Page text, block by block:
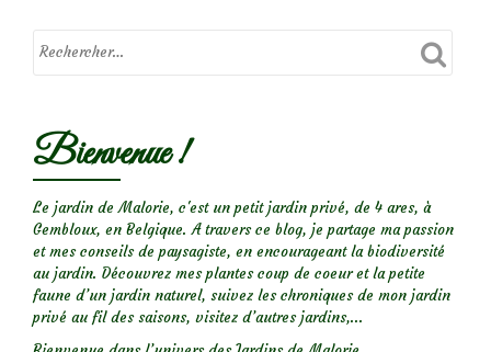
mignonne
azur
Bienvenue !
Le jardin de Malorie, c'est un petit jardin privé, de 4 ares, à
Gembloux, en Belgique. A travers ce blog, je partage ma passion
et mes conseils de paysagiste, en encourageant la biodiversité
au jardin. Découvrez mes plantes coup de coeur et la petite
faune d’un jardin naturel, suivez les chroniques de mon jardin
privé au fil des saisons, visitez d’autres jardins,...